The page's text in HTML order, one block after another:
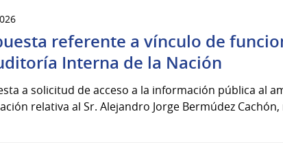
referente a vínculo de
Interna de la Nación
a solicitud de acceso a la información pública al
relativa al Sr. Alejandro Jorge Bermúdez